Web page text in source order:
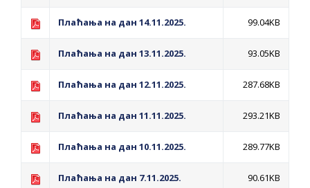
Плаћања на дан 14.11.2025. 99.04KB
Плаћања на дан 13.11.2025. 93.05KB
Плаћања на дан 12.11.2025. 287.68KB
Плаћања на дан 11.11.2025. 293.21KB
Плаћања на дан 10.11.2025. 289.77KB
Плаћања на дан 7.11.2025. 90.61KB